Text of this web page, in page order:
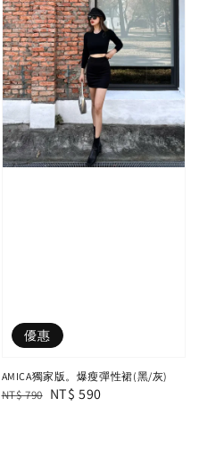
優惠
AMICA獨家版。爆瘦彈性裙(黑/灰)
Regular
NT$ 790 Sale
NT$ 590